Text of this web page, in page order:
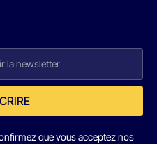
que vous acceptez nos